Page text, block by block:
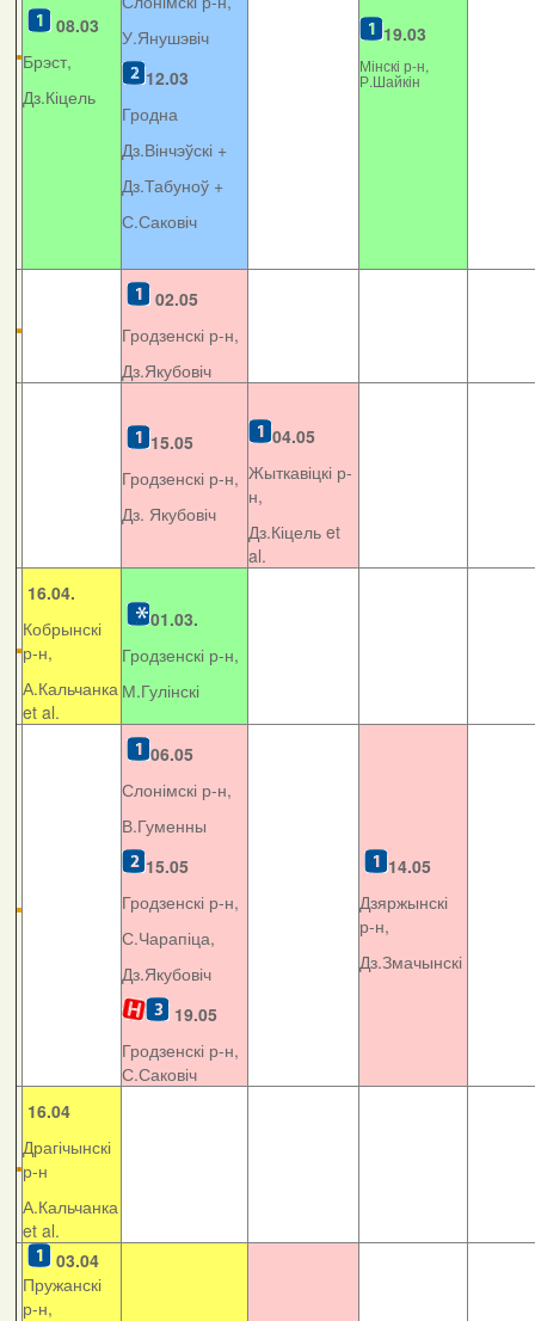
08.03
Брэст,
Дз.Кіцель
У.Янушэвіч
12.03
Гродна
Дз.Вінчэўскі +
Дз.Табуноў +
С.Саковіч
19.03
Мінскі р-н,
Р.Шайкін
02.05
Гродзенскі р-н,
Дз.Якубовіч
15.05
Гродзенскі р-н,
Дз. Якубовіч
04.05
Жыткавіцкі р-
н,
Дз.Кіцель et
al.
16.04.
Кобрынскі
р-н,
А.Кальчанка
et al.
01.03.
Гродзенскі р-н,
М.Гулінскі
06.05
Слонімскі р-н,
В.Гуменны
15.05
Гродзенскі р-н,
С.Чарапіца,
Дз.Якубовіч
19.05
Гродзенскі р-н,
С.Саковіч
14.05
Дзяржынскі
р-н,
Дз.Змачынскі
16.04
Драгічынскі
р-н
А.Кальчанка
et al.
03.04
Пружанскі
р-н,